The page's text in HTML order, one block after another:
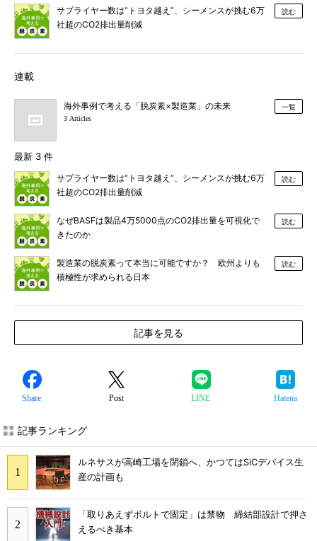
サプライヤー数は“トヨタ越え”、シーメンスが挑む6万
社超のCO2排出量削減
読む
連載
海外事例で考える「脱炭素×製造業」の未来
3 Articles
一覧
最新 3 件
サプライヤー数は“トヨタ越え”、シーメンスが挑む6万
社超のCO2排出量削減
読む
なぜBASFは製品4万5000点のCO2排出量を可視化で
きたのか
読む
製造業の脱炭素って本当に可能ですか？ 欧州よりも
積極性が求められる日本
読む
記事を見る
Share Post LINE Hatena
記事ランキング
ルネサスが高崎工場を閉鎖へ、かつてはSiCデバイス生
産の計画も
「取りあえずボルトで固定」は禁物 締結部設計で押さ
えるべき基本